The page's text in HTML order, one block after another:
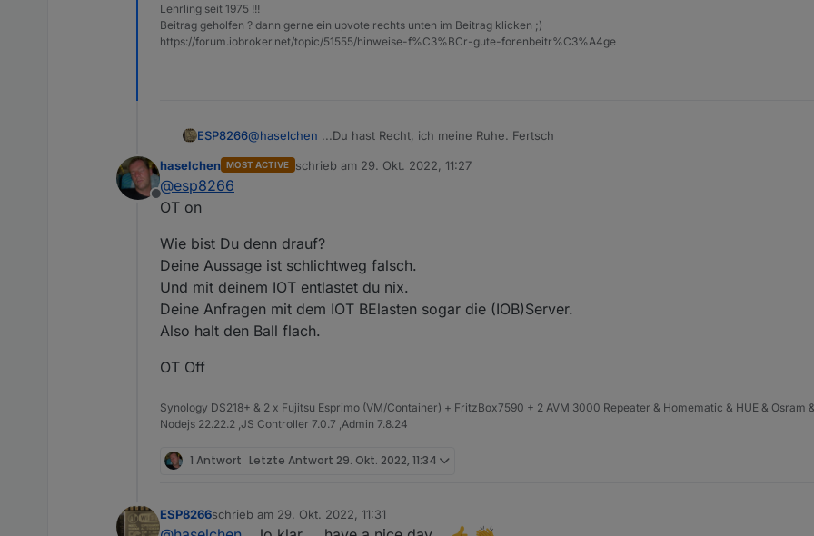
Lehrling seit 1975 !!!
Beitrag geholfen ? dann gerne ein upvote rechts unten im Beitrag klicken ;)
https://forum.iobroker.net/topic/51555/hinweise-f%C3%BCr-gute-forenbeitr%C3%A4ge
ESP8266@haselchen ...Du hast Recht, ich meine Ruhe. Fertsch
Offline
haselchen MOST ACTIVE schrieb am 29. Okt. 2022, 11:27
zuletzt editiert von
@esp8266
OT on
Wie bist Du denn drauf?
Deine Aussage ist schlichtweg falsch.
Und mit deinem IOT entlastet du nix.
Deine Anfragen mit dem IOT BElasten sogar die (IOB)Server.
Also halt den Ball flach.
OT Off
Synology DS218+ & 2 x Fujitsu Esprimo (VM/Container) + FritzBox7590 + 2 AVM 3000 Repeater & Homematic & HUE & Osram
Nodejs 22.22.2 ,JS Controller 7.0.7 ,Admin 7.8.24
1 Antwort Letzte Antwort 29. Okt. 2022, 11:34
ESP8266schrieb am 29. Okt. 2022, 11:31
zuletzt editiert von